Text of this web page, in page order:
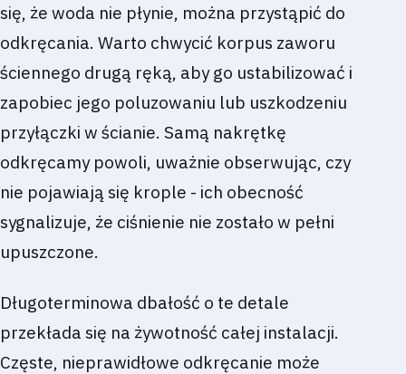
się, że woda nie płynie, można przystąpić do
odkręcania. Warto chwycić korpus zaworu
ściennego drugą ręką, aby go ustabilizować i
zapobiec jego poluzowaniu lub uszkodzeniu
przyłączki w ścianie. Samą nakrętkę
odkręcamy powoli, uważnie obserwując, czy
nie pojawiają się krople - ich obecność
sygnalizuje, że ciśnienie nie zostało w pełni
upuszczone.
Długoterminowa dbałość o te detale
przekłada się na żywotność całej instalacji.
Częste, nieprawidłowe odkręcanie może